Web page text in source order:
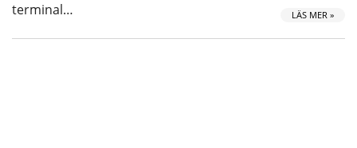
terminal…
LÄS MER »